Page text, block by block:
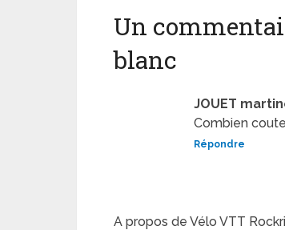
Un
blanc
JOUET
Combien
Répondre
A propos de Vélo VTT